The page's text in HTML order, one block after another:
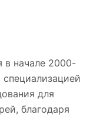
в начале 2000-
для
благодаря